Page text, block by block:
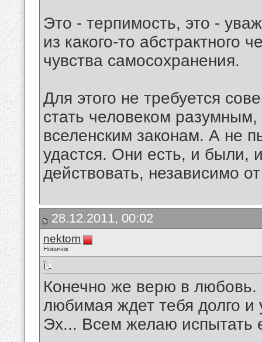
Это - терпимость, это -
из какого-то абстрактного
чувства самосохранения.
Для этого не требуется
стать человеком
вселенским законам. А не
удастся. Они есть, и были,
действовать, независимо
28.12.2011, 00:02
nektom
Новичок
Конечно же верю в любовь.
любимая ждет тебя долго и
Эх... Всем желаю испытать